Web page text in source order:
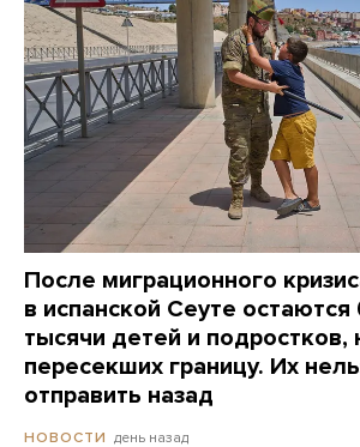
После миграционного
в испанской Сеуте
тысячи детей и подростков,
пересекших границу. Их
отправить назад
НОВОСТИ день назад